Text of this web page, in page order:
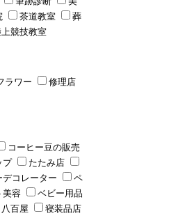
茶道教室
葬
上競技教室
ラワー
修理店
コーヒー豆の販売
プ
たたみ店
デコレーター
ペ
美容
ベビー用品
八百屋
寝装品店